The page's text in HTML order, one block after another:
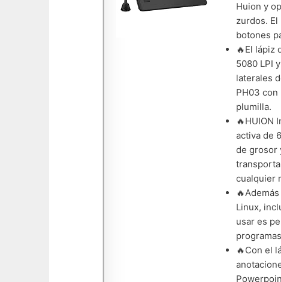
Huion y
zurdos.
botones
🔥El lápiz
5080 LPI
laterales
PH03
plumilla.
🔥HUION
activa de
de grosor
cualquier
Linux,
usar es
🔥Con el